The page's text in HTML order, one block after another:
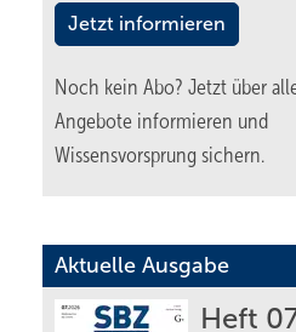
Jetzt informieren
Noch kein Abo? Jetzt über
Angebote informieren und
Wissensvorsprung sichern.
Aktuelle Ausgabe
Heft